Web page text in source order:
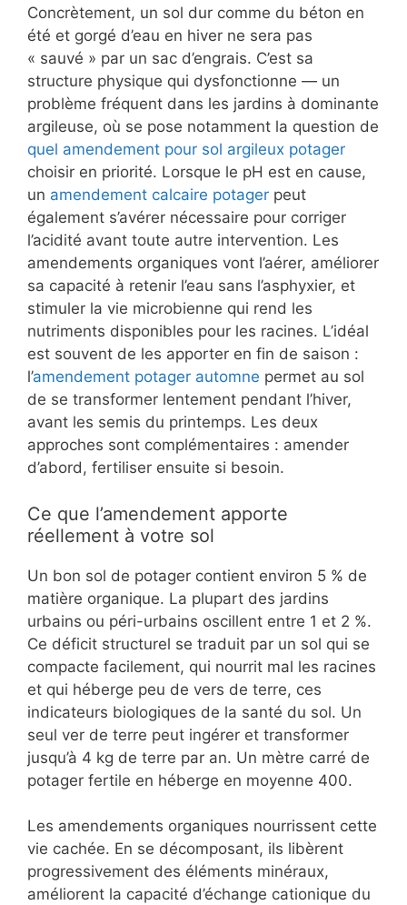
Concrètement, un sol dur comme du béton en
été et gorgé d’eau en hiver ne sera pas
« sauvé » par un sac d’engrais. C’est sa
structure physique qui dysfonctionne — un
problème fréquent dans les jardins à dominante
argileuse, où se pose notamment la question de
quel amendement pour sol argileux potager
choisir en priorité. Lorsque le pH est en cause,
un amendement calcaire potager peut
également s’avérer nécessaire pour corriger
l’acidité avant toute autre intervention. Les
amendements organiques vont l’aérer, améliorer
sa capacité à retenir l’eau sans l’asphyxier, et
stimuler la vie microbienne qui rend les
nutriments disponibles pour les racines. L’idéal
est souvent de les apporter en fin de saison :
l’amendement potager automne permet au sol
de se transformer lentement pendant l’hiver,
avant les semis du printemps. Les deux
approches sont complémentaires : amender
d’abord, fertiliser ensuite si besoin.
Ce que l’amendement apporte
réellement à votre sol
Un bon sol de potager contient environ 5 % de
matière organique. La plupart des jardins
urbains ou péri-urbains oscillent entre 1 et 2 %.
Ce déficit structurel se traduit par un sol qui se
compacte facilement, qui nourrit mal les racines
et qui héberge peu de vers de terre, ces
indicateurs biologiques de la santé du sol. Un
seul ver de terre peut ingérer et transformer
jusqu’à 4 kg de terre par an. Un mètre carré de
potager fertile en héberge en moyenne 400.
Les amendements organiques nourrissent cette
vie cachée. En se décomposant, ils libèrent
progressivement des éléments minéraux,
améliorent la capacité d’échange cationique du